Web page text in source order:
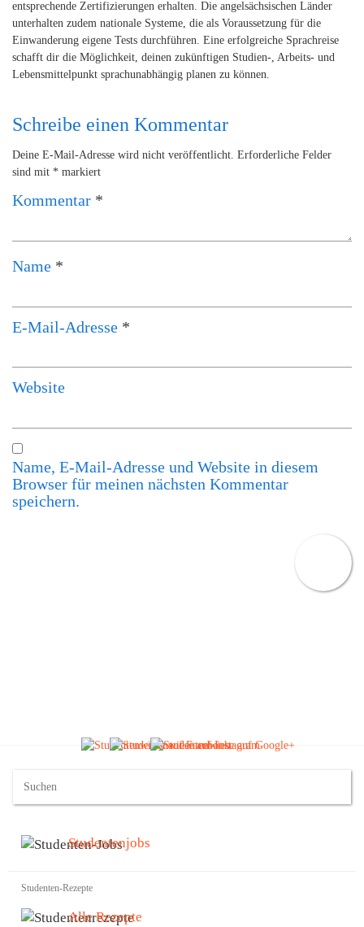
entsprechende Zertifizierungen erhalten. Die angelsächsischen Länder
unterhalten zudem nationale Systeme, die als Voraussetzung für die
Einwanderung eigene Tests durchführen. Eine erfolgreiche Sprachreise
schafft dir die Möglichkeit, deinen zukünftigen Studien-, Arbeits- und
Lebensmittelpunkt sprachunabhängig planen zu können.
Schreibe einen Kommentar
Deine E-Mail-Adresse wird nicht veröffentlicht. Erforderliche Felder
sind mit * markiert
Kommentar *
Name *
E-Mail-Adresse *
Website
Name, E-Mail-Adresse und Website in diesem
Browser für meinen nächsten Kommentar
speichern.
Studentenjobs
Studenten-Rezepte
Alle Rezepte